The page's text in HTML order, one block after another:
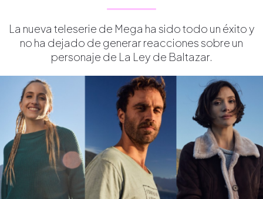
La nueva teleserie de Mega ha sido todo un éxito y
no ha dejado de generar reacciones sobre un
personaje de La Ley de Baltazar.